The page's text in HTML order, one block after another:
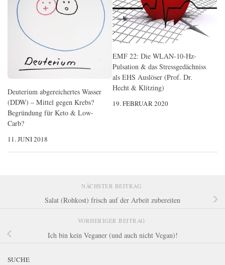
Deuterium abgereichertes Wasser
(DDW) – Mittel gegen Krebs?
Begründung für Keto & Low-
Carb?
11. JUNI 2018
EMF 22: Die WLAN-10-Hz-
Pulsation & das Stressgedächniss
als EHS Auslöser (Prof. Dr.
Hecht & Klitzing)
19. FEBRUAR 2020
NÄCHSTER BEITRAG
Salat (Rohkost) frisch auf der Arbeit zubereiten
VORHERIGER BEITRAG
Ich bin kein Veganer (und auch nicht Vegan)!
SUCHE